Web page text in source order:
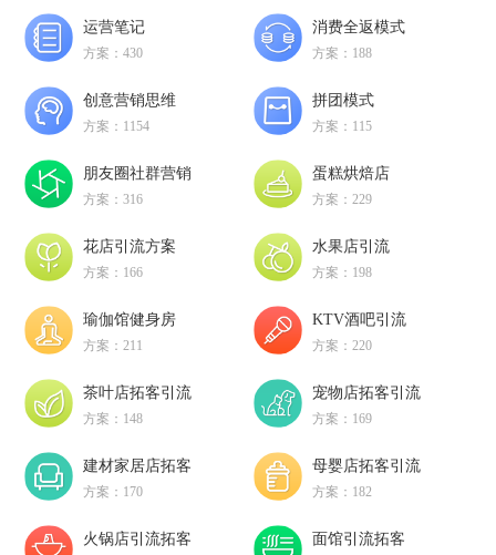
运营笔记
方案：430
消费全返模式
方案：188
创意营销思维
方案：1154
拼团模式
方案：115
朋友圈社群营销
方案：316
蛋糕烘焙店
方案：229
花店引流方案
方案：166
水果店引流
方案：198
瑜伽馆健身房
方案：211
KTV酒吧引流
方案：220
茶叶店拓客引流
方案：148
宠物店拓客引流
方案：169
建材家居店拓客
方案：170
母婴店拓客引流
方案：182
火锅店引流拓客 面馆引流拓客